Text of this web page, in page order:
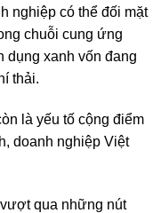
nghiệp có thể đối mặt
chuỗi cung ứng
dụng xanh vốn đang
thải.
là yếu tố cộng điểm
doanh nghiệp Việt
qua những nút